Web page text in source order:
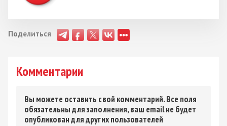
Поделиться
Комментарии
Вы можете оставить свой комментарий. Все поля
обязательны для заполнения, ваш email не будет
опубликован для других пользователей